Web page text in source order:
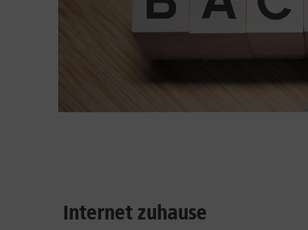
Internet zuhause